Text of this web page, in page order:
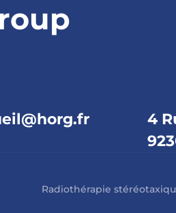
4
Radiothérapie